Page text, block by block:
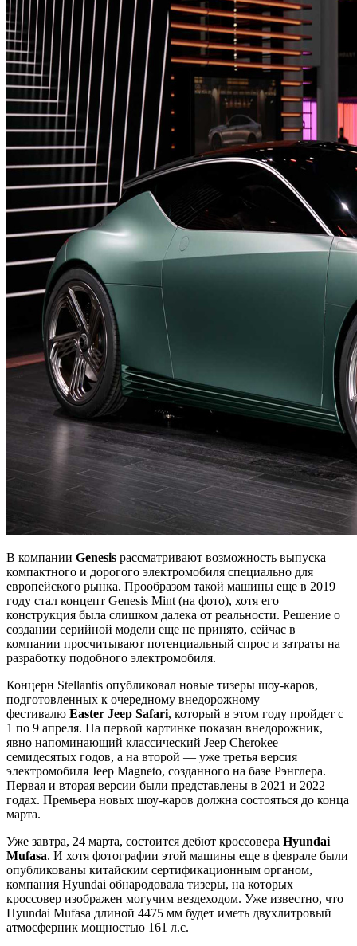
В компании Genesis рассматривают возможность выпуска
компактного и дорогого электромобиля специально для
европейского рынка. Прообразом такой машины еще в 2019
году стал концепт Genesis Mint (на фото), хотя его
конструкция была слишком далека от реальности. Решение о
создании серийной модели еще не принято, сейчас в
компании просчитывают потенциальный спрос и затраты на
разработку подобного электромобиля.
Концерн Stellantis опубликовал новые тизеры шоу-каров,
подготовленных к очередному внедорожному
фестивалю Easter Jeep Safari, который в этом году пройдет с
1 по 9 апреля. На первой картинке показан внедорожник,
явно напоминающий классический Jeep Cherokee
семидесятых годов, а на второй — уже третья версия
электромобиля Jeep Magneto, созданного на базе Рэнглера.
Первая и вторая версии были представлены в 2021 и 2022
годах. Премьера новых шоу-каров должна состояться до конца
марта.
Уже завтра, 24 марта, состоится дебют кроссовера Hyundai
Mufasa. И хотя фотографии этой машины еще в феврале были
опубликованы китайским сертификационным органом,
компания Hyundai обнародовала тизеры, на которых
кроссовер изображен могучим вездеходом. Уже известно, что
Hyundai Mufasa длиной 4475 мм будет иметь двухлитровый
атмосферник мощностью 161 л.с.